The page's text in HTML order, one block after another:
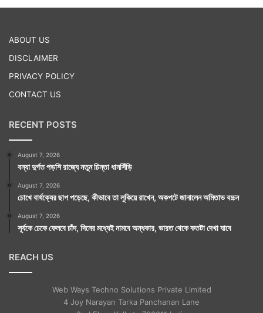
ABOUT US
DISCLAIMER
PRIVACY POLICY
CONTACT US
RECENT POSTS
August 7, 2026
বন্যা দুর্গত পড়শি রাজ্যে নতুন চিন্তা ধানসিঁড়ি
August 7, 2026
চোখে বার্ধক্যের ছাপ পড়েছে, কীভাবে তা লুকিয়ে রাখেন, অকপটে জানালেন অমিতাভ বচ্চন
August 7, 2026
সূর্যকে ঢেকে ফেলবে চাঁদ, দিনের মধ্যেই নামবে অন্ধকার, ভারত থেকে কতটা দেখা যাবে
REACH US
Web Ways Techno Solutions Private Limited
4 Joy Narayan Tarka Panchanan Lane